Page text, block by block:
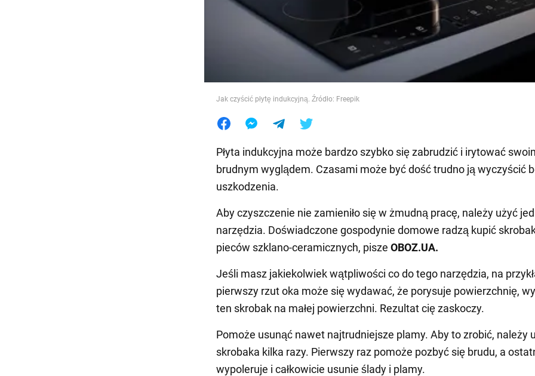
Jedzenie
Jak czyścić płytę indukcyjną. Źródło: Freepik
Płyta indukcyjna może bardzo szybko się zabrudzić i irytować
brudnym wyglądem. Czasami może być dość trudno ją wyczyścić
uszkodzenia.
Aby czyszczenie nie zamieniło się w żmudną pracę, należy użyć
narzędzia. Doświadczone gospodynie domowe radzą kupić
pieców szklano-ceramicznych, pisze OBOZ.UA.
Jeśli masz jakiekolwiek wątpliwości co do tego narzędzia, na
pierwszy rzut oka może się wydawać, że porysuje powierzchnię,
ten skrobak na małej powierzchni. Rezultat cię zaskoczy.
Pomoże usunąć nawet najtrudniejsze plamy. Aby to zrobić, należy
skrobaka kilka razy. Pierwszy raz pomoże pozbyć się brudu, a
wypoleruje i całkowicie usunie ślady i plamy.